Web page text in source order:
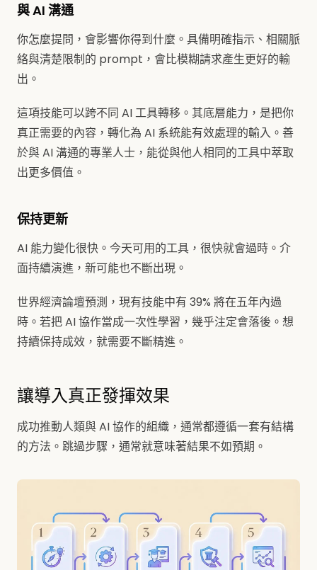
與 AI 溝通
你怎麼提問，會影響你得到什麼。具備明確指示、相關脈
絡與清楚限制的 prompt，會比模糊請求產生更好的輸
出。
這項技能可以跨不同 AI 工具轉移。其底層能力，是把你
真正需要的內容，轉化為 AI 系統能有效處理的輸入。善
於與 AI 溝通的專業人士，能從與他人相同的工具中萃取
出更多價值。
保持更新
AI 能力變化很快。今天可用的工具，很快就會過時。介
面持續演進，新可能也不斷出現。
世界經濟論壇預測，現有技能中有 39% 將在五年內過
時。若把 AI 協作當成一次性學習，幾乎注定會落後。想
持續保持成效，就需要不斷精進。
讓導入真正發揮效果
成功推動人類與 AI 協作的組織，通常都遵循一套有結構
的方法。跳過步驟，通常就意味著結果不如預期。